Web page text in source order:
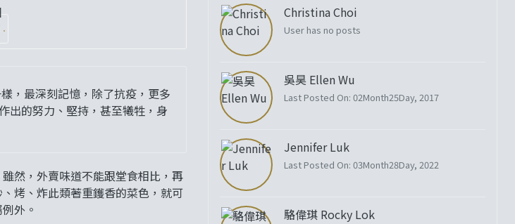
，最深刻記憶，除了抗疫，更多
出的努力、堅持，甚至犧牲，身
然，外賣味道不能跟堂食相比，再
烤、炸此類著重鑊香的菜色，就可
外。
Christina Choi
User has no posts
吳昊 Ellen Wu
Last Posted On: 02Month25Day, 2017
Jennifer Luk
Last Posted On: 03Month28Day, 2022
駱偉琪 Rocky Lok